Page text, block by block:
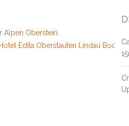
Alpen Oberstein
Edita Oberstaufen Lindau